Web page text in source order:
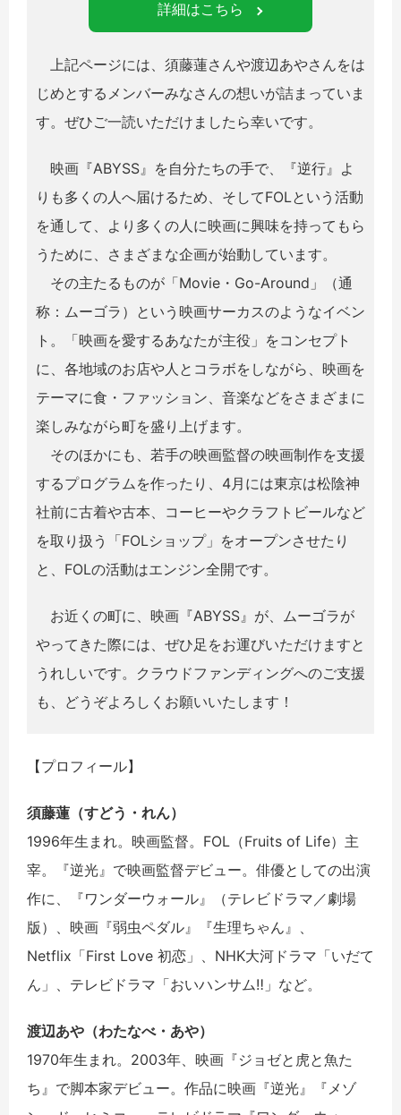
詳細はこちら
上記ページには、須藤蓮さんや渡辺あやさんをは
じめとするメンバーみなさんの想いが詰まっていま
す。ぜひご一読いただけましたら幸いです。
映画『ABYSS』を自分たちの手で、『逆行』よ
りも多くの人へ届けるため、そしてFOLという活動
を通して、より多くの人に映画に興味を持ってもら
うために、さまざまな企画が始動しています。
その主たるものが「Movie・Go-Around」（通
称：ムーゴラ）という映画サーカスのようなイベン
ト。「映画を愛するあなたが主役」をコンセプト
に、各地域のお店や人とコラボをしながら、映画を
テーマに食・ファッション、音楽などをさまざまに
楽しみながら町を盛り上げます。
そのほかにも、若手の映画監督の映画制作を支援
するプログラムを作ったり、4月には東京は松陰神
社前に古着や古本、コーヒーやクラフトビールなど
を取り扱う「FOLショップ」をオープンさせたり
と、FOLの活動はエンジン全開です。
お近くの町に、映画『ABYSS』が、ムーゴラが
やってきた際には、ぜひ足をお運びいただけますと
うれしいです。クラウドファンディングへのご支援
も、どうぞよろしくお願いいたします！
【プロフィール】
須藤蓮（すどう・れん）
1996年生まれ。映画監督。FOL（Fruits of Life）主
宰。『逆光』で映画監督デビュー。俳優としての出演
作に、『ワンダーウォール』（テレビドラマ／劇場
版）、映画『弱虫ペダル』『生理ちゃん』、
Netflix「First Love 初恋」、NHK大河ドラマ「いだて
ん」、テレビドラマ「おいハンサム‼」など。
渡辺あや（わたなべ・あや）
1970年生まれ。2003年、映画『ジョゼと虎と魚た
ち』で脚本家デビュー。作品に映画『逆光』『メゾ